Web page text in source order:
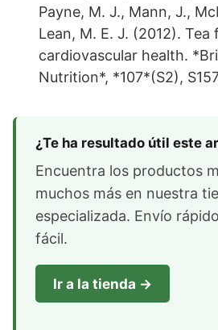
Payne, M. J., Mann, J.,
Lean, M. E. J. (2012).
cardiovascular health.
Nutrition*, *107*(S2),
¿Te ha resultado útil este
Encuentra los productos
muchos más en nuestra
especializada. Envío
fácil.
Ir a la tienda →